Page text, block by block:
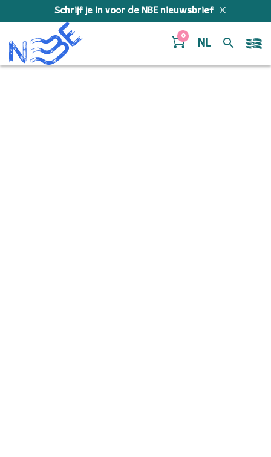
Schrijf je in voor de NBE nieuwsbrief
0
NL